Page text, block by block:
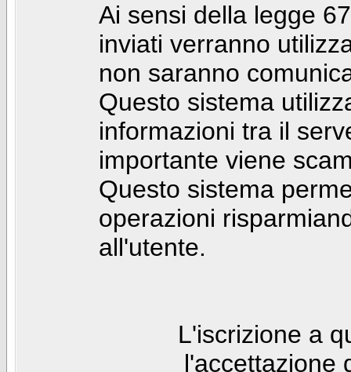
Ai sensi della legge
inviati verranno
non saranno
Questo sistema
informazioni tra il
importante viene
Questo sistema
operazioni
all'utente.
L'iscrizione a
l'accettazione